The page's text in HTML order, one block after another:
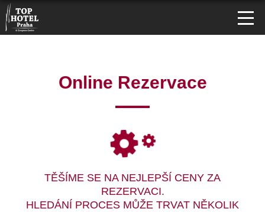
Online Rezervace
TĚŠÍME SE NA NEJLEPŠÍ CENY ZA
REZERVACI.
HLEDÁNÍ PROCES MŮŽE TRVAT NĚKOLIK